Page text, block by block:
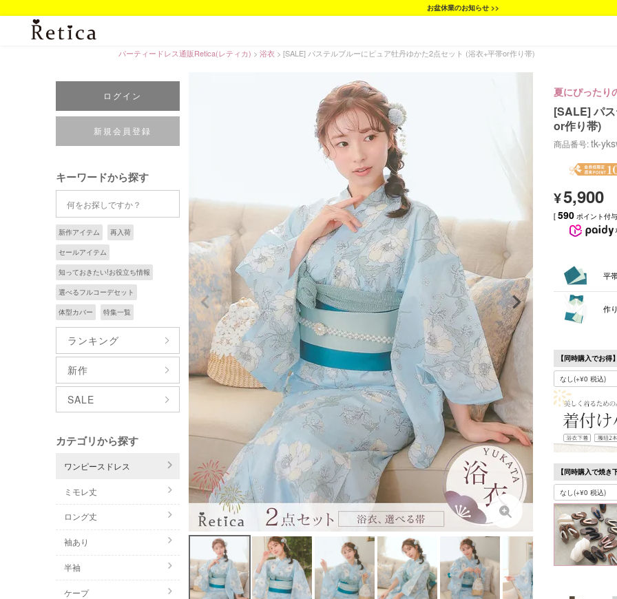
お盆休業のお知らせ >>
パーティードレス通販Retica(レティカ) 浴衣 [SALE] パステルブルーにピュア牡丹ゆかた2点セット (浴衣+平帯or作り帯)
ログイン
新規会員登録
キーワードから探す
新作アイテム 再入荷
セールアイテム
知っておきたい!お役立ち情報
選べるフルコーデセット
体型カバー 特集一覧
ランキング
新作
SALE
カテゴリから探す
ワンピースドレス
ミモレ丈
ロング丈
袖あり
半袖
ケープ
夏にぴったり
[SALE] パ
or作り帯)
商品番号 tk-
¥5,900
[ 590 ポイント付
平
作
【同時購入でお得
【同時購入で焼き